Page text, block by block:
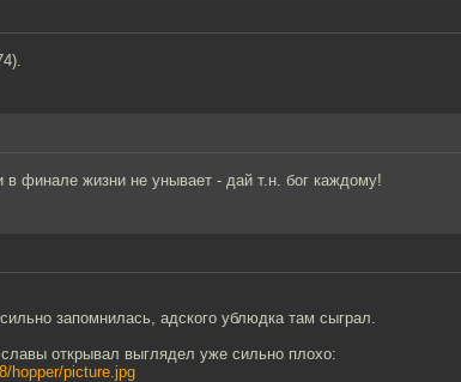
в финале жизни не унывает - дай т.н. бог каждому!
запомнилась, адского ублюдка там сыграл.
открывал выглядел уже сильно плохо:
hopper/picture.jpg